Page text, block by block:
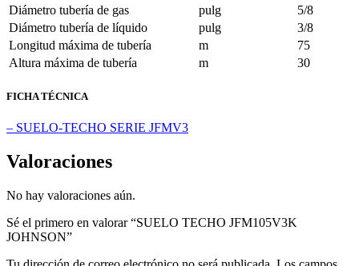
Diámetro tubería de gas
pulg
5/8
Diámetro tubería de líquido
pulg
3/8
Longitud máxima de tubería
m
75
Altura máxima de tubería
m 30
FICHA TÉCNICA
– SUELO-TECHO SERIE JFMV3
Valoraciones
No hay valoraciones aún.
Sé el primero en valorar “SUELO TECHO JFM105V3K
JOHNSON”